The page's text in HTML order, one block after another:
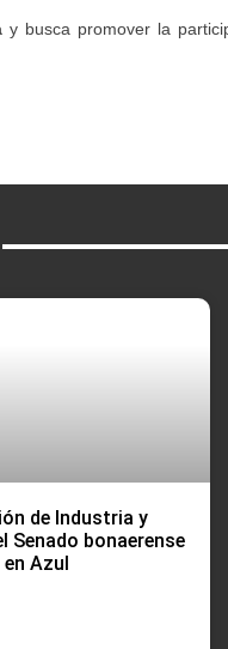
y busca promover la
de Industria y
Senado bonaerense
Azul